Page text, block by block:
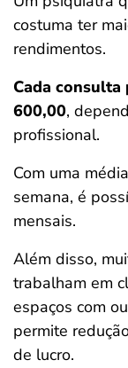
costuma ter
rendimentos.
Cada consulta
600,00,
profissional.
Com uma
semana, é
mensais.
Além disso,
trabalham em
espaços com
permite
de lucro.